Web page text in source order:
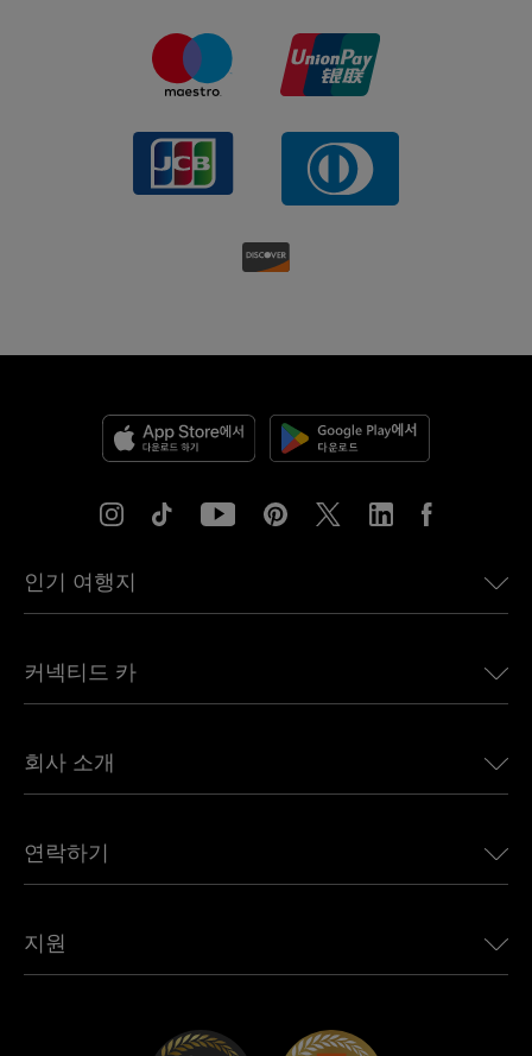
인기 여행지
유럽용 eSIM
캐나다용 eSIM
아프리카용 eSIM
모든 목적지 보기
커넥티드 카
Land Rover용 Ubigi
Jeep용 Ubigi
Mini용 Ubigi
Maserati용 Ubigi
회사 소개
언론에 소개된 Ubigi
Ubigi 앱
연락하기
제휴 프로그램
지원